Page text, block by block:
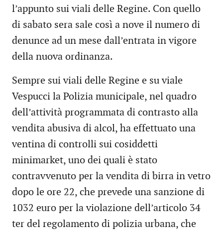
l’appunto sui viali delle Regine. Con quello
di sabato sera sale così a nove il numero di
denunce ad un mese dall’entrata in vigore
della nuova ordinanza.
Sempre sui viali delle Regine e su viale
Vespucci la Polizia municipale, nel quadro
dell’attività programmata di contrasto alla
vendita abusiva di alcol, ha effettuato una
ventina di controlli sui cosiddetti
minimarket, uno dei quali è stato
contravvenuto per la vendita di birra in vetro
dopo le ore 22, che prevede una sanzione di
1032 euro per la violazione dell’articolo 34
ter del regolamento di polizia urbana, che